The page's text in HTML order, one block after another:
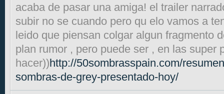
acaba de pasar una amiga! el trailer
subir no se cuando pero qu elo vamos a
leido que piensan colgar algun fragmento
plan rumor , pero puede ser , en las super
hacer))http://50sombrasspain.com/
sombras-de-grey-presentado-hoy/